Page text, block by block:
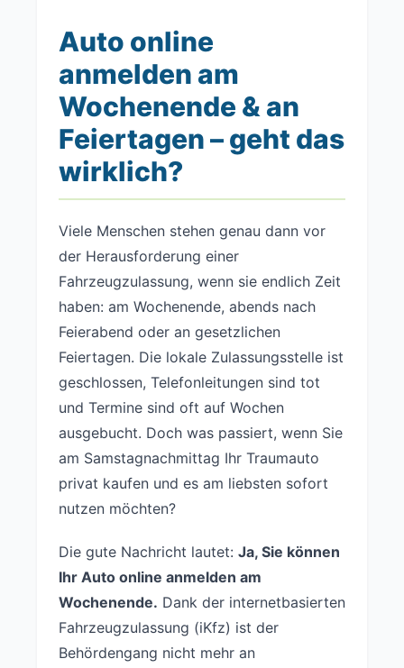
Auto online
anmelden am
Wochenende & an
Feiertagen – geht das
wirklich?
Viele Menschen stehen genau dann vor
der Herausforderung einer
Fahrzeugzulassung, wenn sie endlich Zeit
haben: am Wochenende, abends nach
Feierabend oder an gesetzlichen
Feiertagen. Die lokale Zulassungsstelle ist
geschlossen, Telefonleitungen sind tot
und Termine sind oft auf Wochen
ausgebucht. Doch was passiert, wenn Sie
am Samstagnachmittag Ihr Traumauto
privat kaufen und es am liebsten sofort
nutzen möchten?
Die gute Nachricht lautet: Ja, Sie können
Ihr Auto online anmelden am
Wochenende. Dank der internetbasierten
Fahrzeugzulassung (iKfz) ist der
Behördengang nicht mehr an